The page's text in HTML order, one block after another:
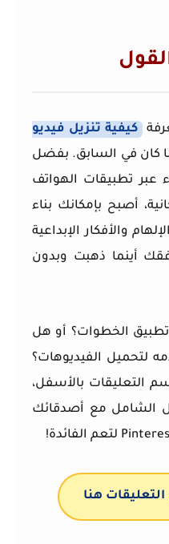
كيفية تنزيل فيديو
كان في السابق. بفضل
عبر تطبيقات الهواتف
أصبح بإمكانك بناء
والأفكار الإبداعية
أينما ذهبت وبدون
الخطوات؟ أو هل
لتحميل الفيديوهات؟
التعليقات بالأسفل،
الشامل مع أصدقائك
هنا